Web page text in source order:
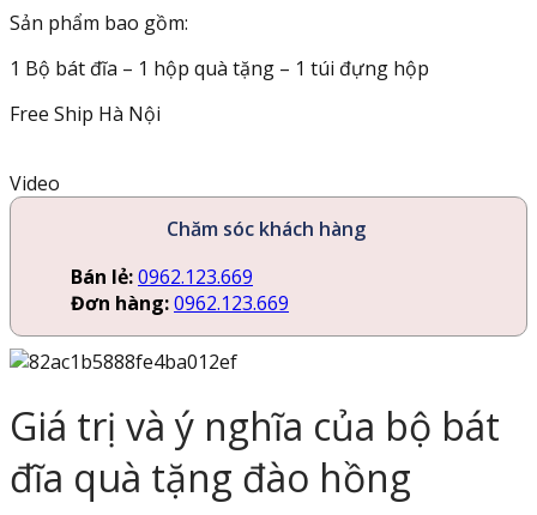
Sản phẩm bao gồm:
1 Bộ bát đĩa – 1 hộp quà tặng – 1 túi đựng hộp
Free Ship Hà Nội
Video
Chăm sóc khách hàng
Bán lẻ:0962.123.669
Đơn hàng:0962.123.669
Giá trị và ý nghĩa của bộ bát
đĩa quà tặng đào hồng